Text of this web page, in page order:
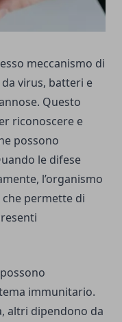
meccanismo di
virus, batteri e
Questo
riconoscere e
possono
le difese
l’organismo
permette di
immunitario.
altri dipendono da